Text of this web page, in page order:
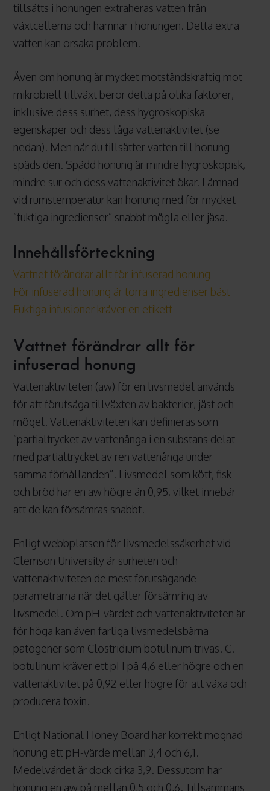
tillsätts i honungen extraheras vatten från
växtcellerna och hamnar i honungen. Detta extra
vatten kan orsaka problem.
Även om honung är mycket motståndskraftig mot
mikrobiell tillväxt beror detta på olika faktorer,
inklusive dess surhet, dess hygroskopiska
egenskaper och dess låga vattenaktivitet (se
nedan). Men när du tillsätter vatten till honung
späds den. Spädd honung är mindre hygroskopisk,
mindre sur och dess vattenaktivitet ökar. Lämnad
vid rumstemperatur kan honung med för mycket
”fuktiga ingredienser” snabbt mögla eller jäsa.
Innehållsförteckning
Vattnet förändrar allt för infuserad honung
För infuserad honung är torra ingredienser bäst
Fuktiga infusioner kräver en etikett
Vattnet förändrar allt för
infuserad honung
Vattenaktiviteten (aw) för en livsmedel används
för att förutsäga tillväxten av bakterier, jäst och
mögel. Vattenaktiviteten kan definieras som
”partialtrycket av vattenånga i en substans delat
med partialtrycket av ren vattenånga under
samma förhållanden”. Livsmedel som kött, fisk
och bröd har en aw högre än 0,95, vilket innebär
att de kan försämras snabbt.
Enligt webbplatsen för livsmedelssäkerhet vid
Clemson University är surheten och
vattenaktiviteten de mest förutsägande
parametrarna när det gäller försämring av
livsmedel. Om pH-värdet och vattenaktiviteten är
för höga kan även farliga livsmedelsbårna
patogener som Clostridium botulinum trivas. C.
botulinum kräver ett pH på 4,6 eller högre och en
vattenaktivitet på 0,92 eller högre för att växa och
producera toxin.
Enligt National Honey Board har korrekt mognad
honung ett pH-värde mellan 3,4 och 6,1.
Medelvärdet är dock cirka 3,9. Dessutom har
honung en aw på mellan 0,5 och 0,6. Tillsammans